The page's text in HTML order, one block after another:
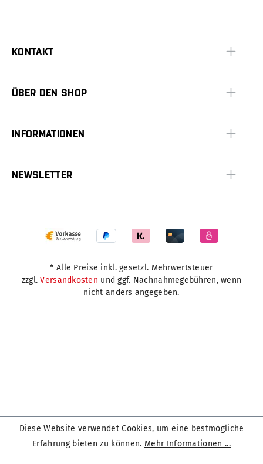
KONTAKT
ÜBER DEN SHOP
INFORMATIONEN
NEWSLETTER
* Alle Preise inkl. gesetzl. Mehrwertsteuer
zzgl.Versandkosten und ggf. Nachnahmegebühren, wenn
nicht anders angegeben.
Diese Website verwendet Cookies, um eine bestmögliche
Erfahrung bieten zu können. Mehr Informationen ...